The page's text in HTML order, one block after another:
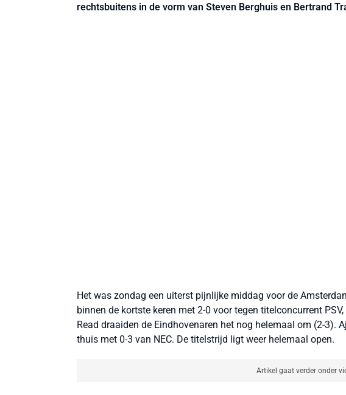
rechtsbuitens in de vorm van Steven Berghuis en Bertrand
Het was zondag een uiterst pijnlijke middag voor de
binnen de kortste keren met 2-0 voor tegen titelconcurrent
Read draaiden de Eindhovenaren het nog helemaal om (2-3).
thuis met 0-3 van NEC. De titelstrijd ligt weer helemaal open.
Artikel gaat verder onder